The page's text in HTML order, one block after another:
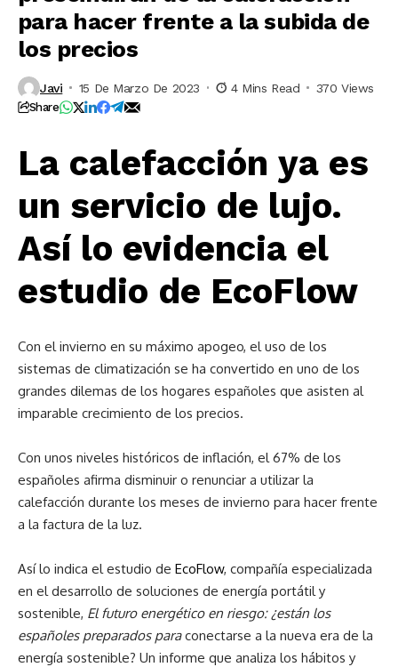
para hacer frente a la subida de
los precios
Javi 15 De Marzo De 2023 4 Mins Read 370 Views
Share
La calefacción ya es
un servicio de lujo.
Así lo evidencia el
estudio de EcoFlow
Con el invierno en su máximo apogeo, el uso de los
sistemas de climatización se ha convertido en uno de los
grandes dilemas de los hogares españoles que asisten al
imparable crecimiento de los precios.
Con unos niveles históricos de inflación, el 67% de los
españoles afirma disminuir o renunciar a utilizar la
calefacción durante los meses de invierno para hacer frente
a la factura de la luz.
Así lo indica el estudio de EcoFlow, compañía especializada
en el desarrollo de soluciones de energía portátil y
sostenible, El futuro energético en riesgo: ¿están los
españoles preparados paraconectarse a la nueva era de la
energía sostenible? Un informe que analiza los hábitos y